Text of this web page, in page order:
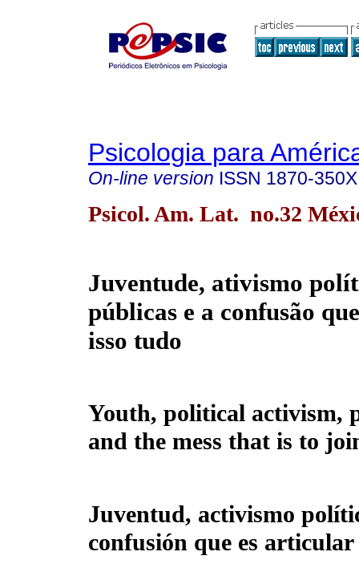
Psicologia para
On-line version ISSN 1870-350X
Psicol. Am. Lat. no.32
Juventude, ativismo
públicas e a confusão
isso tudo
Youth, political activism,
and the mess that is to
Juventud, activismo
confusión que es articular